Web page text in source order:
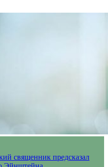
священник предсказал